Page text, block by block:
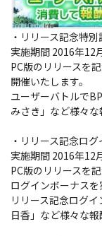
・リリース記念特別
実施期間 2016年12
PC版のリリースを
開催いたします。
ユーザーバトルで
みさき」など様々な
・リリース記念ロ
実施期間 2016年12
PC版のリリースを
ログインボーナスを
リリース記念ログ
日香」など様々な報